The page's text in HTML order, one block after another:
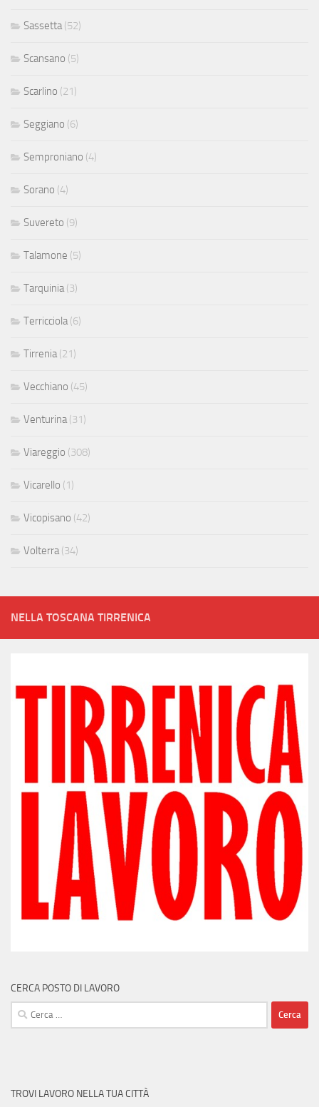
Sassetta (52)
Scansano (5)
Scarlino (21)
Seggiano (6)
Semproniano (4)
Sorano (4)
Suvereto (9)
Talamone (5)
Tarquinia (3)
Terricciola (6)
Tirrenia (21)
Vecchiano (45)
Venturina (31)
Viareggio (308)
Vicarello (1)
Vicopisano (42)
Volterra (34)
NELLA TOSCANA TIRRENICA
CERCA POSTO DI LAVORO
Ricerca
per:
TROVI LAVORO NELLA TUA CITTÀ